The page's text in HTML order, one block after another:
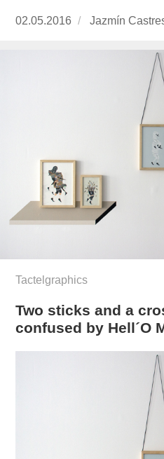
Publicado
02.05.2016
https://
Jazmín
Tactelgraphics
Two sticks and a
confused by Hell´O